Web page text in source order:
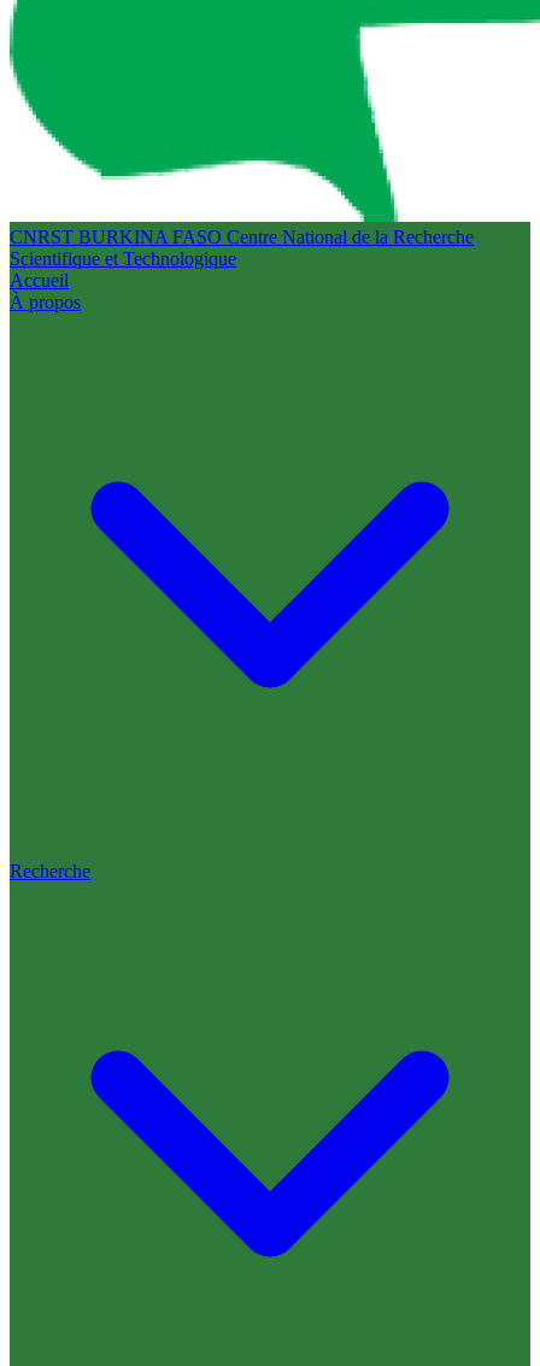
CNRST BURKINA FASO Centre National de la Recherche
Scientifique et Technologique
Accueil
À propos
Recherche